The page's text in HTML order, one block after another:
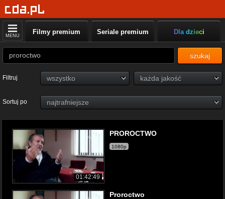
MENU Filmy premium Seriale premium Dla dzieci
szukaj
Filtruj
Sortuj po
01:42:49
PROROCTWO
1080p
Proroctwo